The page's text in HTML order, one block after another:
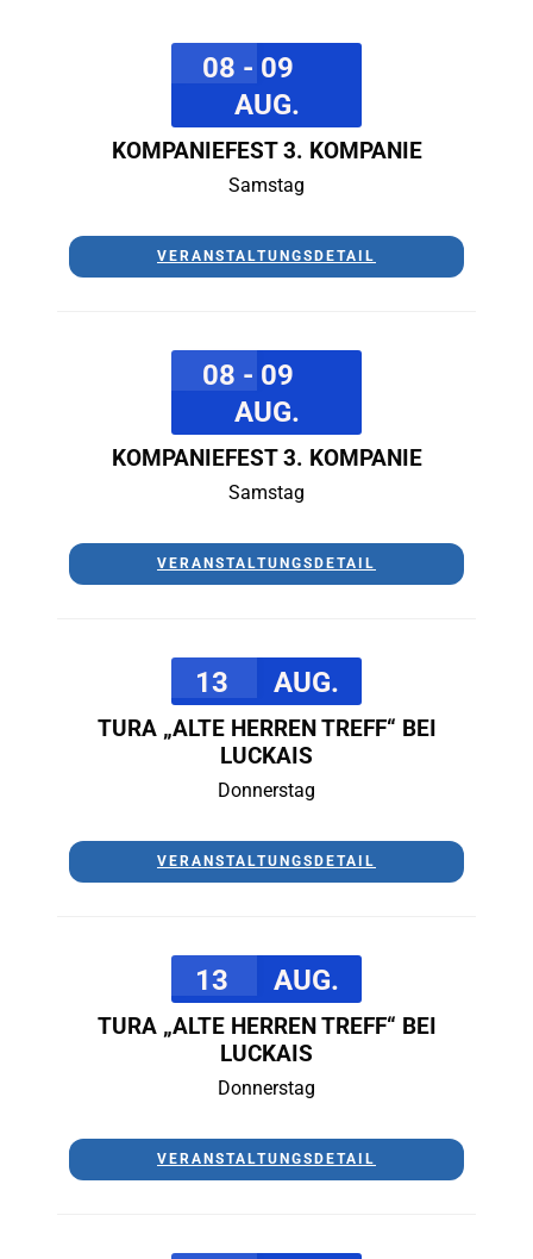
08 - 09
AUG.
KOMPANIEFEST 3. KOMPANIE
Samstag
VERANSTALTUNGSDETAIL
08 - 09
AUG.
KOMPANIEFEST 3. KOMPANIE
Samstag
VERANSTALTUNGSDETAIL
13 AUG.
TURA „ALTE HERREN TREFF“ BEI
LUCKAIS
Donnerstag
VERANSTALTUNGSDETAIL
13 AUG.
TURA „ALTE HERREN TREFF“ BEI
LUCKAIS
Donnerstag
VERANSTALTUNGSDETAIL